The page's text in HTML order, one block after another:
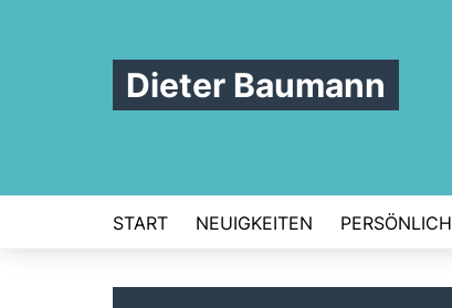
Dieter Baumann
START NEUIGKEITEN PERSÖNLICH